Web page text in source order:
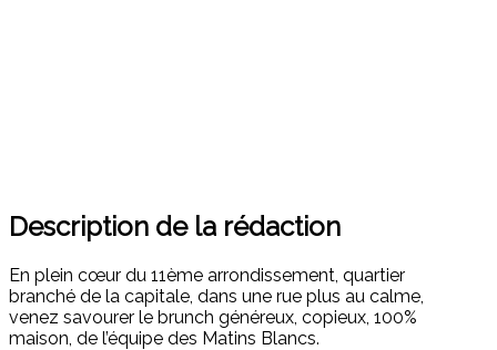
Description de la rédaction
En plein cœur du 11ème arrondissement, quartier
branché de la capitale, dans une rue plus au calme,
venez savourer le brunch généreux, copieux, 100%
maison, de l’équipe des Matins Blancs.